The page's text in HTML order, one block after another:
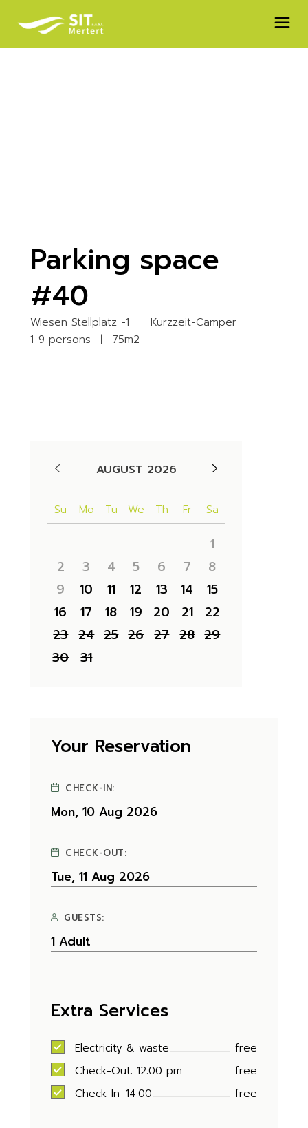
Parking space
#40
Wiesen Stellplatz -1
Kurzzeit-Camper
1-9 persons
75m2
AUGUST 2026
Su Mo Tu We Th Fr Sa
1
2
3 4 5 6 7
8
9
10 11 12 13 14
15
16
17 18 19 20 21
22
23 24 25 26 27 28 29
30
31
Your Reservation
CHECK-IN:
CHECK-OUT:
GUESTS:
Extra Services
Electricity & waste
free
Check-Out: 12:00 pm
free
Check-In: 14:00
free